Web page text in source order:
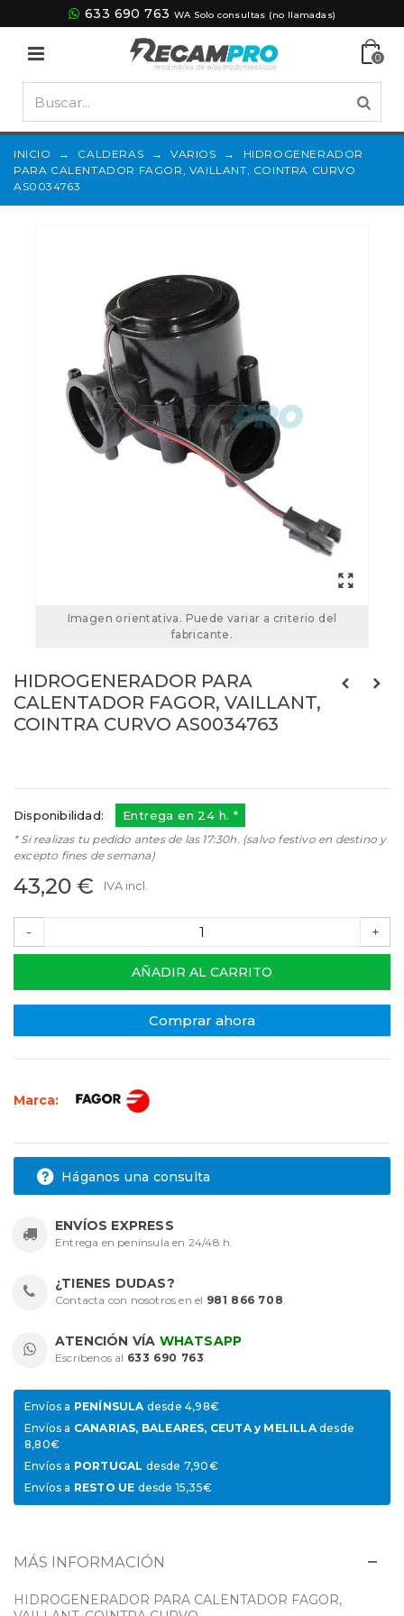
633 690 763 WA Solo consultas (no llamadas)
0
INICIO → CALDERAS → VARIOS →
HIDROGENERADOR
PARA CALENTADOR FAGOR, VAILLANT, COINTRA CURVO
AS0034763
Imagen orientativa. Puede variar a criterio del
fabricante.
HIDROGENERADOR PARA
CALENTADOR FAGOR, VAILLANT,
COINTRA CURVO AS0034763
Disponibilidad: Entrega en 24 h. *
* Si realizas tu pedido antes de las 17:30h. (salvo festivo en destino y
excepto fines de semana)
43,20 € IVA incl.
- +
AÑADIR AL CARRITO
Comprar ahora
Marca:
Háganos una consulta
ENVÍOS EXPRESS
Entrega en península en 24/48 h.
¿TIENES DUDAS?
Contacta con nosotros en el 981 866 708.
ATENCIÓN VÍA WHATSAPP
Escríbenos al 633 690 763.
Envíos a PENÍNSULAdesde 4,98€
Envíos a CANARIAS, BALEARES, CEUTA y MELILLAdesde
8,80€
Envíos a PORTUGAL desde 7,90€
Envíos a RESTO UE desde 15,35€
MÁS INFORMACIÓN
HIDROGENERADOR PARA CALENTADOR FAGOR,